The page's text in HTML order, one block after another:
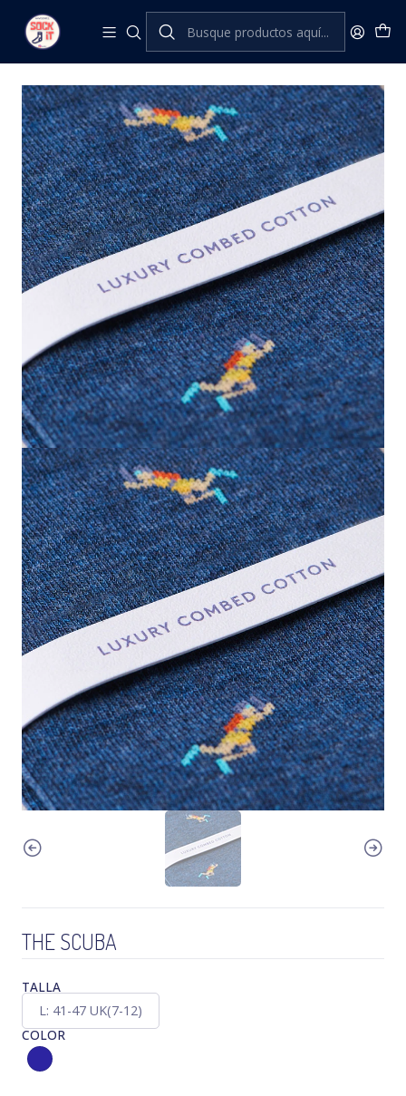
Inicio The London Sock Exchange Sporting Heroes
THE SCUBA
THE SCUBA
TALLA
L: 41-47 UK(7-12)
COLOR